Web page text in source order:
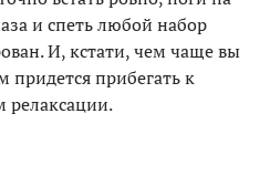
и спеть любой набор
И, кстати, чем чаще вы
придется прибегать к